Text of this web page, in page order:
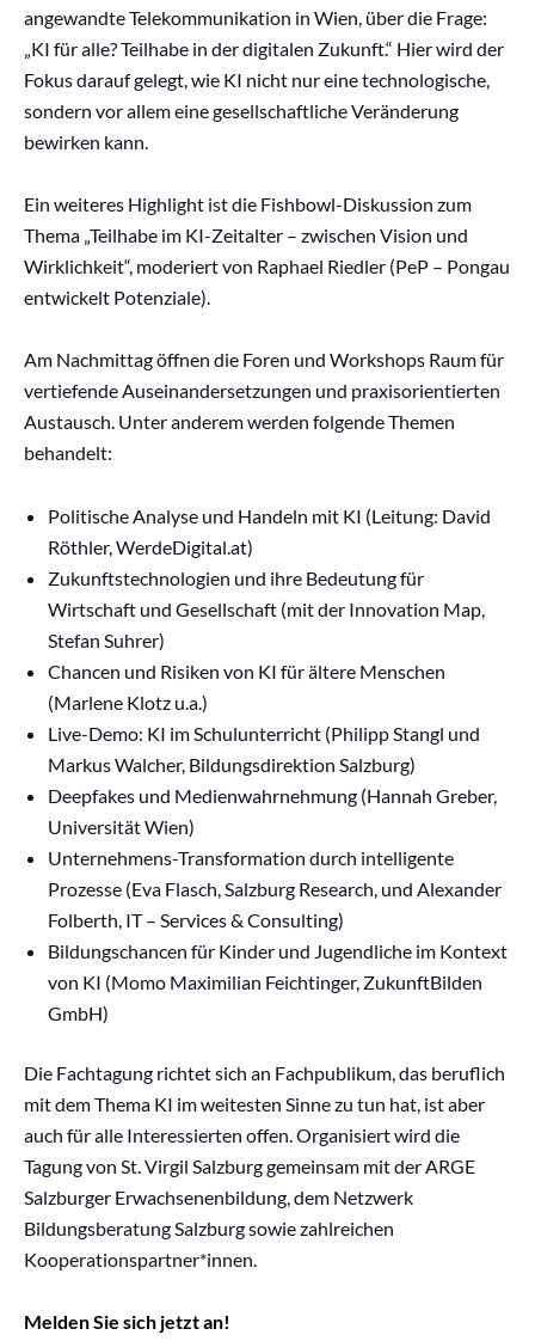
angewandte Telekommunikation in Wien, über die Frage:
„KI für alle? Teilhabe in der digitalen Zukunft.“ Hier wird der
Fokus darauf gelegt, wie KI nicht nur eine technologische,
sondern vor allem eine gesellschaftliche Veränderung
bewirken kann.
Ein weiteres Highlight ist die Fishbowl-Diskussion zum
Thema „Teilhabe im KI-Zeitalter – zwischen Vision und
Wirklichkeit“, moderiert von Raphael Riedler (PeP – Pongau
entwickelt Potenziale).
Am Nachmittag öffnen die Foren und Workshops Raum für
vertiefende Auseinandersetzungen und praxisorientierten
Austausch. Unter anderem werden folgende Themen
behandelt:
Politische Analyse und Handeln mit KI (Leitung: David
Röthler, WerdeDigital.at)
Zukunftstechnologien und ihre Bedeutung für
Wirtschaft und Gesellschaft (mit der Innovation Map,
Stefan Suhrer)
Chancen und Risiken von KI für ältere Menschen
(Marlene Klotz u.a.)
Live-Demo: KI im Schulunterricht (Philipp Stangl und
Markus Walcher, Bildungsdirektion Salzburg)
Deepfakes und Medienwahrnehmung (Hannah Greber,
Universität Wien)
Unternehmens-Transformation durch intelligente
Prozesse (Eva Flasch, Salzburg Research, und Alexander
Folberth, IT – Services & Consulting)
Bildungschancen für Kinder und Jugendliche im Kontext
von KI (Momo Maximilian Feichtinger, ZukunftBilden
GmbH)
Die Fachtagung richtet sich an Fachpublikum, das beruflich
mit dem Thema KI im weitesten Sinne zu tun hat, ist aber
auch für alle Interessierten offen. Organisiert wird die
Tagung von St. Virgil Salzburg gemeinsam mit der ARGE
Salzburger Erwachsenenbildung, dem Netzwerk
Bildungsberatung Salzburg sowie zahlreichen
Kooperationspartner*innen.
Melden Sie sich jetzt an!